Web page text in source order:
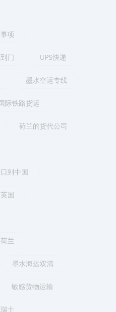
项
门 UPS快递
墨水空运专线
际铁路货运
荷兰的货代公司
到中国
国
兰
墨水海运双清
敏感货物运输
士